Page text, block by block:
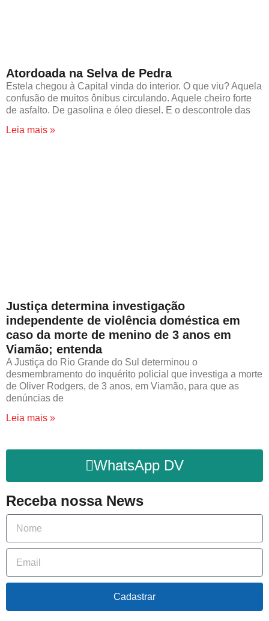
Atordoada na Selva de Pedra
Estela chegou à Capital vinda do interior. O que viu? Aquela
confusão de muitos ônibus circulando. Aquele cheiro forte
de asfalto. De gasolina e óleo diesel. E o descontrole das
Leia mais »
Justiça determina investigação
independente de violência doméstica em
caso da morte de menino de 3 anos em
Viamão; entenda
A Justiça do Rio Grande do Sul determinou o
desmembramento do inquérito policial que investiga a morte
de Oliver Rodgers, de 3 anos, em Viamão, para que as
denúncias de
Leia mais »
WhatsApp DV
Receba nossa News
Cadastrar